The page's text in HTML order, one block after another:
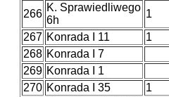
266
K. Sprawiedliwego
6h
1
267 Konrada I 11 1
268 Konrada I 7
269 Konrada I 1
270 Konrada I 35 1